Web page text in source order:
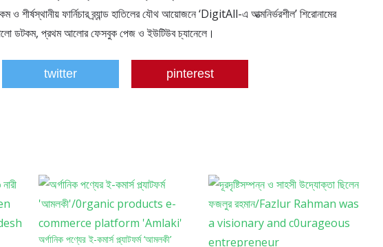
ফার্নিচার ব্র্যান্ড হাতিলের যৌথ আয়োজনে ‘DigitAll-এ আত্মনির্ভরশীল’ শিরোনামের
ডটকম, প্রথম আলোর ফেসবুক পেজ ও ইউটিউব চ্যানেলে।
twitter pinterest
অর্গানিক পণ্যের ই-কমার্স প্ল্যাটফর্ম ‘আমলকী’